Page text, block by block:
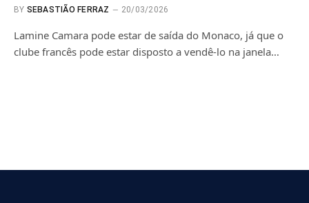
BY SEBASTIÃO FERRAZ 20/03/2026
Lamine Camara pode estar de saída do Monaco, já que o
clube francês pode estar disposto a vendê-lo na janela…